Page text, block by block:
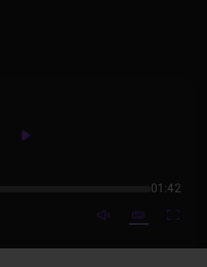
Play
01:42
mute video
Subtitles